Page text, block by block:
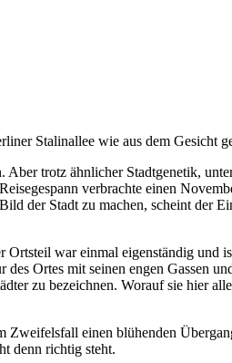
Stalinallee wie aus dem Gesicht
trotz ähnlicher Stadtgenetik,
verbrachte einen
der Stadt zu machen, scheint der
war einmal eigenständig
Ortes mit seinen engen Gassen
zu bezeichnen. Worauf sie hier
einen blühenden
denn richtig steht.